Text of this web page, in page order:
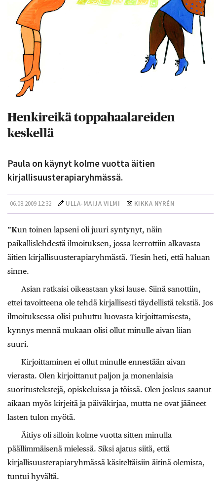
Henkireikä toppahaalareiden
keskellä
Paula on käynyt kolme vuotta äitien
kirjallisuusterapiaryhmässä.
06.08.2009 12:32 ULLA-MAIJA VILMI KIKKA NYRÉN
”Kun toinen lapseni oli juuri syntynyt, näin
paikallislehdestä ilmoituksen, jossa kerrottiin alkavasta
äitien kirjallisuusterapiaryhmästä. Tiesin heti, että haluan
sinne.
Asian ratkaisi oikeastaan yksi lause. Siinä sanottiin,
ettei tavoitteena ole tehdä kirjallisesti täydellistä tekstiä. Jos
ilmoituksessa olisi puhuttu luovasta kirjoittamisesta,
kynnys mennä mukaan olisi ollut minulle aivan liian
suuri.
Kirjoittaminen ei ollut minulle ennestään aivan
vierasta. Olen kirjoittanut paljon ja monenlaisia
suoritustekstejä, opiskeluissa ja töissä. Olen joskus saanut
aikaan myös kirjeitä ja päiväkirjaa, mutta ne ovat jääneet
lasten tulon myötä.
Äitiys oli silloin kolme vuotta sitten minulla
päällimmäisenä mielessä. Siksi ajatus siitä, että
kirjallisuusterapiaryhmässä käsiteltäisiin äitinä olemista,
tuntui hyvältä.